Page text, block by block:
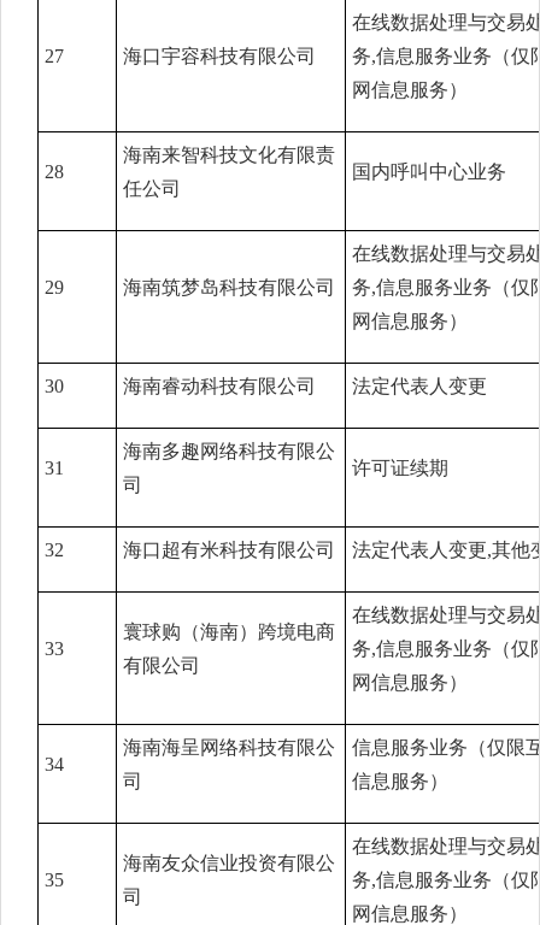
27 海口宇容科技有限公司
在线数据处理与交易
务,信息服务业务（仅
网信息服务）
28
海南来智科技文化有限责
任公司
国内呼叫中心业务
29 海南筑梦岛科技有限公司
在线数据处理与交易
务,信息服务业务（仅
网信息服务）
30 海南睿动科技有限公司 法定代表人变更
31
海南多趣网络科技有限公
司
许可证续期
32 海口超有米科技有限公司 法定代表人变更,其他
33
寰球购（海南）跨境电商
有限公司
在线数据处理与交易
务,信息服务业务（仅
网信息服务）
34
海南海呈网络科技有限公
司
信息服务业务（仅限
信息服务）
35
海南友众信业投资有限公
司
在线数据处理与交易
务,信息服务业务（仅
网信息服务）